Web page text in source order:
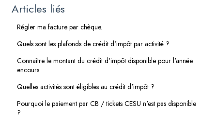
Articles liés
Régler ma facture par chèque.
Quels sont les plafonds de crédit d'impôt par activité ?
Connaître le montant du crédit d'impôt disponible pour l'année
encours.
Quelles activités sont éligibles au crédit d'impôt ?
Pourquoi le paiement par CB / tickets CESU n'est pas disponible
?